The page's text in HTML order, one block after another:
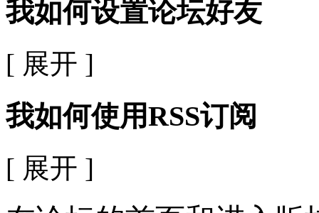
我如何设置论坛好友
[ 展开 ]
我如何使用RSS订阅
[ 展开 ]